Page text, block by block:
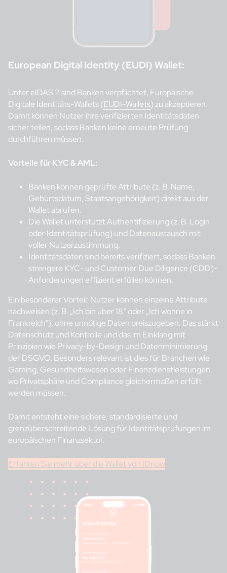
European Digital Identity (EUDI) Wallet:
Unter eIDAS 2 sind Banken verpflichtet, Europäische
Digitale Identitäts-Wallets (EUDI-Wallets) zu akzeptieren.
Damit können Nutzer ihre verifizierten Identitätsdaten
sicher teilen, sodass Banken keine erneute Prüfung
durchführen müssen.
Vorteile für KYC & AML:
Banken können geprüfte Attribute (z. B. Name,
Geburtsdatum, Staatsangehörigkeit) direkt aus der
Wallet abrufen.
Die Wallet unterstützt Authentifizierung (z. B. Login
oder Identitätsprüfung) und Datenaustausch mit
voller Nutzerzustimmung.
Identitätsdaten sind bereits verifiziert, sodass Banken
strengere KYC- und Customer Due Diligence (CDD)-
Anforderungen effizient erfüllen können.
Ein besonderer Vorteil: Nutzer können einzelne Attribute
nachweisen (z. B. „Ich bin über 18“ oder „Ich wohne in
Frankreich“), ohne unnötige Daten preiszugeben. Das stärkt
Datenschutz und Kontrolle und das im Einklang mit
Prinzipien wie Privacy-by-Design und Datenminimierung
der DSGVO. Besonders relevant ist dies für Branchen wie
Gaming, Gesundheitswesen oder Finanzdienstleistungen,
wo Privatsphäre und Compliance gleichermaßen erfüllt
werden müssen.
Damit entsteht eine sichere, standardisierte und
grenzüberschreitende Lösung für Identitätsprüfungen im
europäischen Finanzsektor.
Erfahren Sie mehr über die Wallet von IDnow